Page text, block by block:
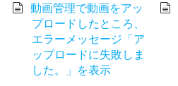
動画管理で動画をアッ
プロードしたところ、
エラーメッセージ「ア
ップロードに失敗しま
した。」を表示